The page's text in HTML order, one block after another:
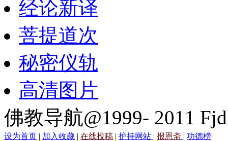
经论新译
菩提道次
秘密仪轨
高清图片
佛教导航@1999- 2011
设为首页 | 加入收藏 | 在线投稿 | 护持网站 | 报恩斋 | 功德榜|